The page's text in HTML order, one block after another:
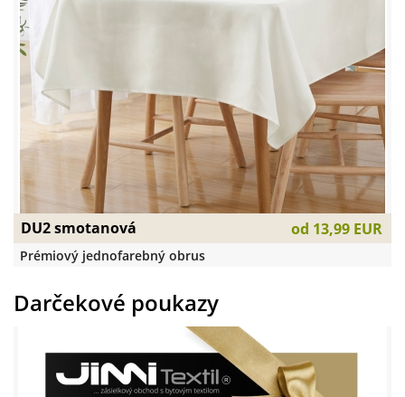
DU2 smotanová od 13,99 EUR
Prémiový jednofarebný obrus
Darčekové poukazy